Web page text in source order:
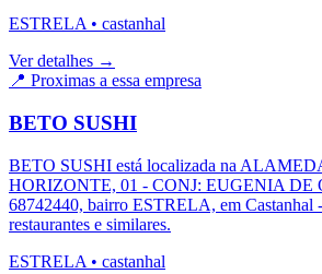
ESTRELA • castanhal
Ver detalhes →
📍 Proximas a essa empresa
BETO SUSHI
BETO SUSHI está localizada na
HORIZONTE, 01 - CONJ: EUGENIA DE
68742440, bairro ESTRELA, em Castanhal
restaurantes e similares.
ESTRELA • castanhal